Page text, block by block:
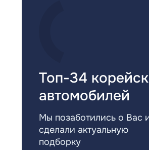
Топ-34
автомобилей
Мы позаботились о Вас
сделали актуальную
подборку